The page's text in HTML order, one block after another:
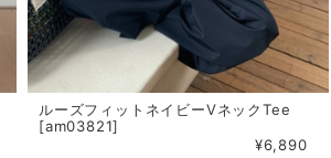
ルーズフィットネイビーVネックTee
[am03821]
¥6,890